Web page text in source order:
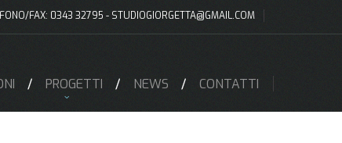
FAX: 0343 32795 - STUDIOGIORGETTA@GMAIL.COM
PROGETTI NEWS CONTATTI